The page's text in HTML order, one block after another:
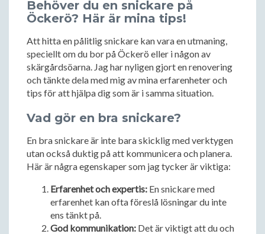
Behöver du en snickare på
Öckerö? Här är mina tips!
Att hitta en pålitlig snickare kan vara en utmaning,
speciellt om du bor på Öckerö eller i någon av
skärgårdsöarna. Jag har nyligen gjort en renovering
och tänkte dela med mig av mina erfarenheter och
tips för att hjälpa dig som är i samma situation.
Vad gör en bra snickare?
En bra snickare är inte bara skicklig med verktygen
utan också duktig på att kommunicera och planera.
Här är några egenskaper som jag tycker är viktiga:
Erfarenhet och expertis: En snickare med
erfarenhet kan ofta föreslå lösningar du inte
ens tänkt på.
God kommunikation: Det är viktigt att du och